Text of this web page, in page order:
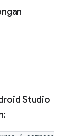
Studio